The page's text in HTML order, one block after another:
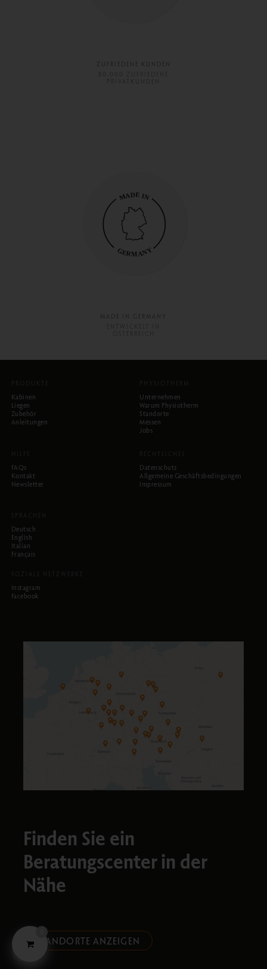
ZUFRIEDENE KUNDEN
MADE IN GERMANY
Kabinen
Liegen
Zubehör
Anleitungen
Unternehmen
Warum Physiotherm
Standorte
Messen
Jobs
FAQs
Kontakt
Newsletter
Datenschutz
Allgemeine Geschäftsbedingungen
Impressum
Deutsch
English
Italian
Français
SOZIALE NETZWERKE
Instagram
Facebook
Finden Sie ein
Beratungscenter in der
Nähe​
STANDORTE ANZEIGEN